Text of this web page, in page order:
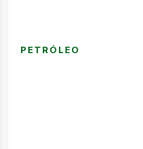
PETRÓLEO